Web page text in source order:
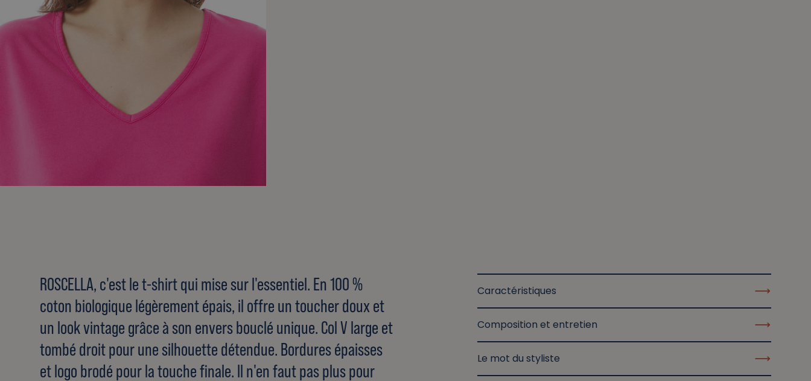
ROSCELLA, c'est le t-shirt qui mise sur l'essentiel. En 100 %
coton biologique légèrement épais, il offre un toucher doux et
un look vintage grâce à son envers bouclé unique. Col V large et
tombé droit pour une silhouette détendue. Bordures épaisses
et logo brodé pour la touche finale. Il n'en faut pas plus pour
Caractéristiques
Composition et entretien
Le mot du styliste